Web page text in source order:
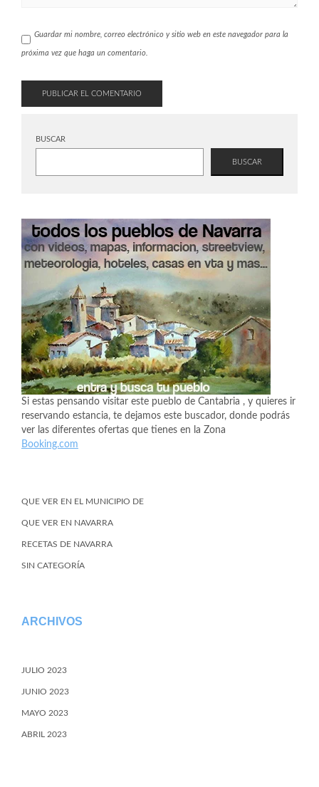
Guardar mi nombre, correo electrónico y sitio web en este navegador para la
próxima vez que haga un comentario.
BUSCAR
BUSCAR
Si estas pensando visitar este pueblo de Cantabria , y quieres ir
reservando estancia, te dejamos este buscador, donde podrás
ver las diferentes ofertas que tienes en la Zona
Booking.com
QUE VER EN EL MUNICIPIO DE
QUE VER EN NAVARRA
RECETAS DE NAVARRA
SIN CATEGORÍA
ARCHIVOS
JULIO 2023
JUNIO 2023
MAYO 2023
ABRIL 2023